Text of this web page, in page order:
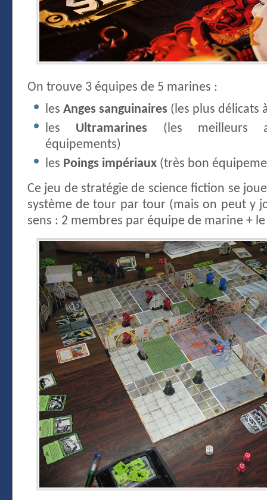
On trouve 3 équipes de 5 marines :
les Anges sanguinaires (les plus délicats
les Ultramarines (les meilleurs
équipements)
les Poings impériaux (très bon
Ce jeu de stratégie de science fiction se
système de tour par tour (mais on peut y
sens : 2 membres par équipe de marine +